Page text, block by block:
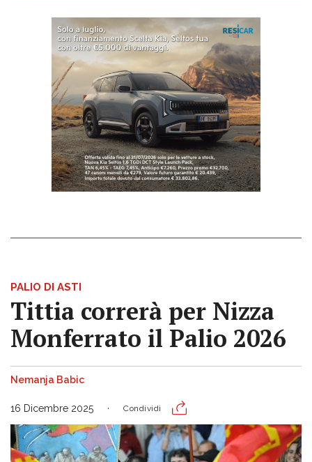
PALIO DI ASTI
Tittia correrà per Nizza
Monferrato il Palio 2026
Nemanja Babic
16 Dicembre 2025 Condividi